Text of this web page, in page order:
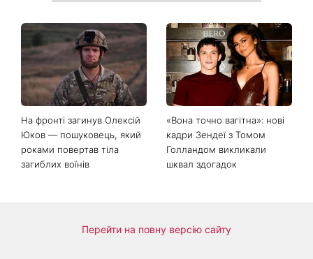
На фронті загинув Олексій
Юков — пошуковець, який
роками повертав тіла
загиблих воїнів
«Вона точно вагітна»: нові
кадри Зендеї з Томом
Голландом викликали
шквал здогадок
Перейти на повну версію сайту